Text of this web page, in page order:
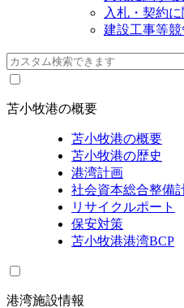
入札・契約
建設工事等
苫小牧港の概要
苫小牧港の概要
苫小牧港の歴史
港湾計画
社会資本総合整備
リサイクルポート
保安対策
苫小牧港港湾BCP
港湾施設情報